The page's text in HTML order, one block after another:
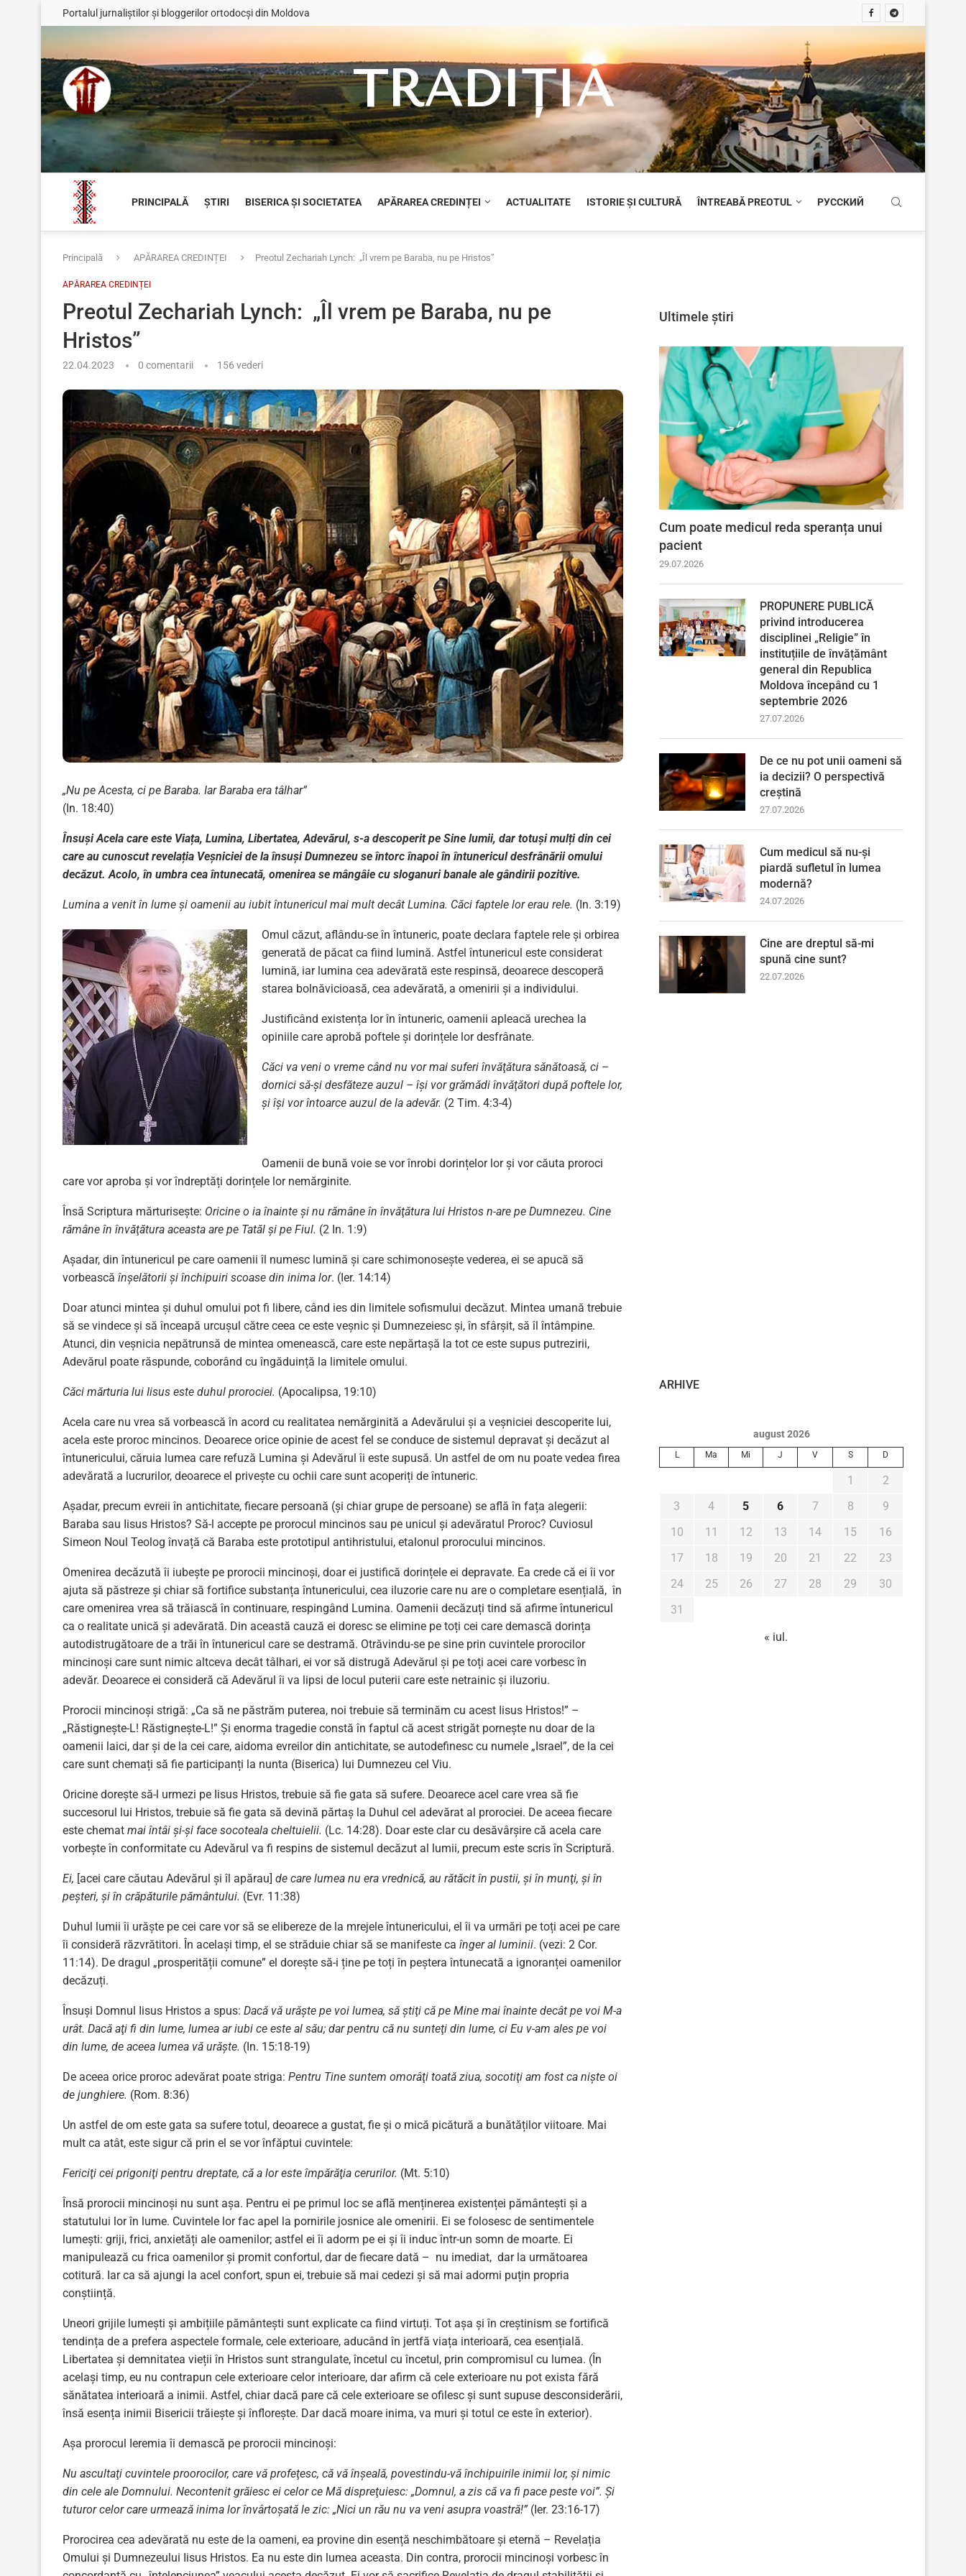
Portalul jurnaliștilor și bloggerilor ortodocși din Moldova
TRADIȚIA
PRINCIPALĂ ȘTIRI BISERICA ȘI SOCIETATEA APĂRAREA CREDINȚEI ACTUALITATE ISTORIE ȘI CULTURĂ ÎNTREABĂ PREOTUL РУССКИЙ
Principală APĂRAREA CREDINȚEI Preotul Zechariah Lynch: „Îl vrem pe Baraba, nu pe Hristos”
APĂRAREA CREDINȚEI
Preotul Zechariah Lynch: „Îl vrem pe Baraba, nu pe
Hristos”
22.04.2023 0 comentarii 156 vederi
„Nu pe Acesta, ci pe Baraba. Iar Baraba era tâlhar”
(In. 18:40)
Însuși Acela care este Viața, Lumina, Libertatea, Adevărul, s-a descoperit pe Sine lumii, dar totuși mulți din cei
care au cunoscut revelația Veșniciei de la însuși Dumnezeu se întorc înapoi în întunericul desfrânării omului
decăzut. Acolo, în umbra cea întunecată, omenirea se mângâie cu sloganuri banale ale gândirii pozitive.
Lumina a venit în lume şi oamenii au iubit întunericul mai mult decât Lumina. Căci faptele lor erau rele. (In. 3:19)
Omul căzut, aflându-se în întuneric, poate declara faptele rele și orbirea
generată de păcat ca fiind lumină. Astfel întunericul este considerat
lumină, iar lumina cea adevărată este respinsă, deoarece descoperă
starea bolnăvicioasă, cea adevărată, a omenirii și a individului.
Justificând existența lor în întuneric, oamenii apleacă urechea la
opiniile care aprobă poftele și dorințele lor desfrânate.
Căci va veni o vreme când nu vor mai suferi învăţătura sănătoasă, ci –
dornici să-şi desfăteze auzul – îşi vor grămădi învăţători după poftele lor,
și îşi vor întoarce auzul de la adevăr. (2 Tim. 4:3-4)
Oamenii de bună voie se vor înrobi dorințelor lor și vor căuta proroci
care vor aproba și vor îndreptăți dorințele lor nemărginite.
Însă Scriptura mărturisește: Oricine o ia înainte şi nu rămâne în învăţătura lui Hristos n-are pe Dumnezeu. Cine
rămâne în învăţătura aceasta are pe Tatăl şi pe Fiul. (2 In. 1:9)
Așadar, din întunericul pe care oamenii îl numesc lumină și care schimonosește vederea, ei se apucă să
vorbească înşelătorii şi închipuiri scoase din inima lor. (Ier. 14:14)
Doar atunci mintea și duhul omului pot fi libere, când ies din limitele sofismului decăzut. Mintea umană trebuie
să se vindece și să înceapă urcușul către ceea ce este veșnic și Dumnezeiesc și, în sfârșit, să îl întâmpine.
Atunci, din veșnicia nepătrunsă de mintea omenească, care este nepărtașă la tot ce este supus putrezirii,
Adevărul poate răspunde, coborând cu îngăduință la limitele omului.
Căci mărturia lui Iisus este duhul prorociei. (Apocalipsa, 19:10)
Acela care nu vrea să vorbească în acord cu realitatea nemărginită a Adevărului și a veșniciei descoperite lui,
acela este proroc mincinos. Deoarece orice opinie de acest fel se conduce de sistemul depravat și decăzut al
întunericului, căruia lumea care refuză Lumina și Adevărul îi este supusă. Un astfel de om nu poate vedea firea
adevărată a lucrurilor, deoarece el privește cu ochii care sunt acoperiți de întuneric.
Așadar, precum evreii în antichitate, fiecare persoană (și chiar grupe de persoane) se află în fața alegerii:
Baraba sau Iisus Hristos? Să-l accepte pe prorocul mincinos sau pe unicul și adevăratul Proroc? Cuviosul
Simeon Noul Teolog învață că Baraba este prototipul antihristului, etalonul prorocului mincinos.
Omenirea decăzută îi iubește pe prorocii mincinoși, doar ei justifică dorințele ei depravate. Ea crede că ei îi vor
ajuta să păstreze și chiar să fortifice substanța întunericului, cea iluzorie care nu are o completare esențială, în
care omenirea vrea să trăiască în continuare, respingând Lumina. Oamenii decăzuți tind să afirme întunericul
ca o realitate unică și adevărată. Din această cauză ei doresc se elimine pe toți cei care demască dorința
autodistrugătoare de a trăi în întunericul care se destramă. Otrăvindu-se pe sine prin cuvintele prorocilor
mincinoși care sunt nimic altceva decât tâlhari, ei vor să distrugă Adevărul și pe toți acei care vorbesc în
adevăr. Deoarece ei consideră că Adevărul îi va lipsi de locul puterii care este netrainic și iluzoriu.
Prorocii mincinoși strigă: „Ca să ne păstrăm puterea, noi trebuie să terminăm cu acest Iisus Hristos!” –
„Răstignește-L! Răstignește-L!” Și enorma tragedie constă în faptul că acest strigăt pornește nu doar de la
oamenii laici, dar și de la cei care, aidoma evreilor din antichitate, se autodefinesc cu numele „Israel”, de la cei
care sunt chemați să fie participanți la nunta (Biserica) lui Dumnezeu cel Viu.
Oricine dorește să-l urmezi pe Iisus Hristos, trebuie să fie gata să sufere. Deoarece acel care vrea să fie
succesorul lui Hristos, trebuie să fie gata să devină părtaș la Duhul cel adevărat al prorociei. De aceea fiecare
este chemat mai întâi şi-şi face socoteala cheltuielii. (Lc. 14:28). Doar este clar cu desăvârșire că acela care
vorbește în conformitate cu Adevărul va fi respins de sistemul decăzut al lumii, precum este scris în Scriptură.
Ei, [acei care căutau Adevărul și îl apărau] de care lumea nu era vrednică, au rătăcit în pustii, şi în munţi, şi în
peşteri, şi în crăpăturile pământului. (Evr. 11:38)
Duhul lumii îi urăște pe cei care vor să se elibereze de la mrejele întunericului, el îi va urmări pe toți acei pe care
îi consideră răzvrătitori. În același timp, el se străduie chiar să se manifeste ca înger al luminii. (vezi: 2 Cor.
11:14). De dragul „prosperității comune” el dorește să-i ține pe toți în peștera întunecată a ignoranței oamenilor
decăzuți.
Însuși Domnul Iisus Hristos a spus: Dacă vă urăşte pe voi lumea, să ştiţi că pe Mine mai înainte decât pe voi M-a
urât. Dacă aţi fi din lume, lumea ar iubi ce este al său; dar pentru că nu sunteţi din lume, ci Eu v-am ales pe voi
din lume, de aceea lumea vă urăşte. (In. 15:18-19)
De aceea orice proroc adevărat poate striga: Pentru Tine suntem omorâţi toată ziua, socotiţi am fost ca nişte oi
de junghiere. (Rom. 8:36)
Un astfel de om este gata sa sufere totul, deoarece a gustat, fie și o mică picătură a bunătăților viitoare. Mai
mult ca atât, este sigur că prin el se vor înfăptui cuvintele:
Fericiţi cei prigoniţi pentru dreptate, că a lor este împărăţia cerurilor. (Mt. 5:10)
Însă prorocii mincinoși nu sunt așa. Pentru ei pe primul loc se află menținerea existenței pământești și a
statutului lor în lume. Cuvintele lor fac apel la pornirile josnice ale omenirii. Ei se folosesc de sentimentele
lumești: griji, frici, anxietăți ale oamenilor; astfel ei îi adorm pe ei și îi induc într-un somn de moarte. Ei
manipulează cu frica oamenilor și promit confortul, dar de fiecare dată – nu imediat, dar la următoarea
cotitură. Iar ca să ajungi la acel confort, spun ei, trebuie să mai cedezi și să mai adormi puțin propria
conștiință.
Uneori grijile lumești și ambițiile pământești sunt explicate ca fiind virtuți. Tot așa și în creștinism se fortifică
tendința de a prefera aspectele formale, cele exterioare, aducând în jertfă viața interioară, cea esențială.
Libertatea și demnitatea vieții în Hristos sunt strangulate, încetul cu încetul, prin compromisul cu lumea. (În
același timp, eu nu contrapun cele exterioare celor interioare, dar afirm că cele exterioare nu pot exista fără
sănătatea interioară a inimii. Astfel, chiar dacă pare că cele exterioare se ofilesc și sunt supuse desconsiderării,
însă esența inimii Bisericii trăiește și înflorește. Dar dacă moare inima, va muri și totul ce este în exterior).
Așa prorocul Ieremia îi demască pe prorocii mincinoși:
Nu ascultaţi cuvintele proorocilor, care vă profeţesc, că vă înşeală, povestindu-vă închipuirile inimii lor, şi nimic
din cele ale Domnului. Necontenit grăiesc ei celor ce Mă dispreţuiesc: „Domnul, a zis că va fi pace peste voi”. Şi
tuturor celor care urmează inima lor învârtoşată le zic: „Nici un rău nu va veni asupra voastră!” (Ier. 23:16-17)
Prorocirea cea adevărată nu este de la oameni, ea provine din esență neschimbătoare și eternă – Revelația
Omului și Dumnezeului Iisus Hristos. Ea nu este din lumea aceasta. Din contra, prorocii mincinoși vorbesc în
Ultimele știri
Cum poate medicul reda speranța unui
pacient
29.07.2026
PROPUNERE PUBLICĂ
privind introducerea
disciplinei „Religie” în
instituțiile de învățământ
general din Republica
Moldova începând cu 1
septembrie 2026
27.07.2026
De ce nu pot unii oameni să
ia decizii? O perspectivă
creștină
27.07.2026
Cum medicul să nu-și
piardă sufletul în lumea
modernă?
24.07.2026
Cine are dreptul să-mi
spună cine sunt?
22.07.2026
ARHIVE
august 2026
L Ma Mi J V S D
1
2
3
4 5 6 7 8
9
10
11 12 13 14 15
16
17
18 19 20 21 22
23
24
25 26 27 28 29
30
31
« iul.